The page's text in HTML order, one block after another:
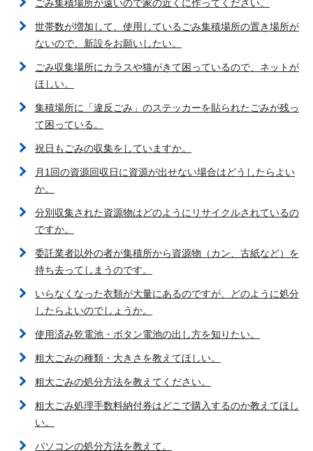
ごみ集積場所が遠いので家の近くに作ってください。
世帯数が増加して、使用しているごみ集積場所の置き場所が
ないので、新設をお願いしたい。
ごみ収集場所にカラスや猫がきて困っているので、ネットが
ほしい。
集積場所に「違反ごみ」のステッカーを貼られたごみが残っ
て困っている。
祝日もごみの収集をしていますか。
月1回の資源回収日に資源が出せない場合はどうしたらよい
か。
分別収集された資源物はどのようにリサイクルされているの
ですか。
委託業者以外の者が集積所から資源物（カン、古紙など）を
持ち去ってしまうのです。
いらなくなった衣類が大量にあるのですが、どのように処分
したらよいのでしょうか。
使用済み乾電池・ボタン電池の出し方を知りたい。
粗大ごみの種類・大きさを教えてほしい。
粗大ごみの処分方法を教えてください。
粗大ごみ処理手数料納付券はどこで購入するのか教えてほし
い。
パソコンの処分方法を教えて。